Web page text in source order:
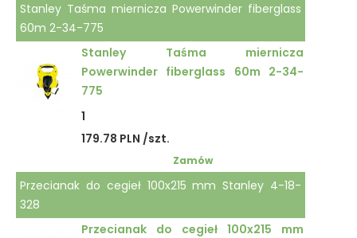
Stanley Taśma miernicza Powerwinder fiberglass
60m 2-34-775
Stanley Taśma miernicza
Powerwinder fiberglass 60m 2-34-
775
1
179.78 PLN /szt.
Zamów
Przecianak do cegieł 100x215 mm Stanley 4-18-
328
Przecianak do cegieł 100x215 mm